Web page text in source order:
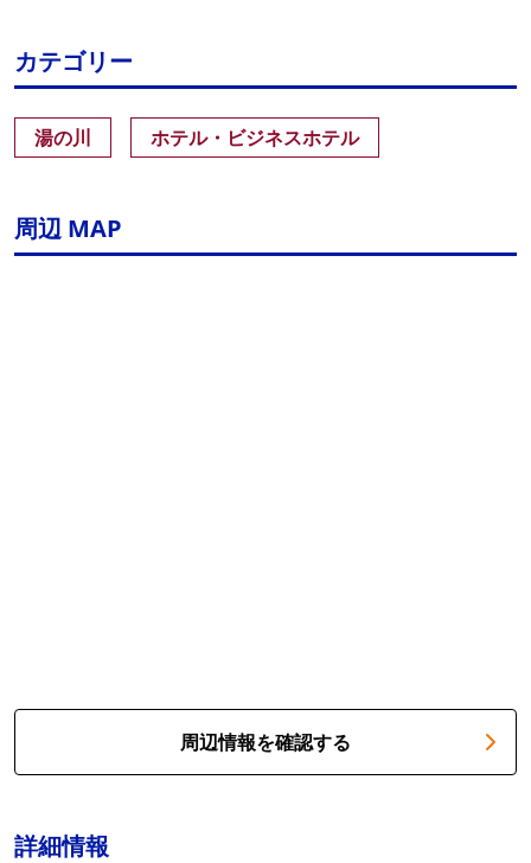
カテゴリー
湯の川 ホテル・ビジネスホテル
周辺 MAP
周辺情報を確認する
詳細情報